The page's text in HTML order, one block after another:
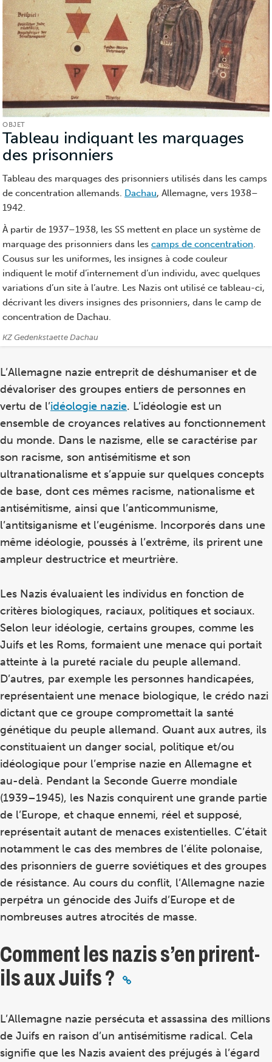
OBJET
Tableau indiquant les marquages
des prisonniers
Tableau des marquages des prisonniers utilisés dans les camps
de concentration allemands. Dachau, Allemagne, vers 1938–
1942.
À partir de 1937–1938, les SS mettent en place un système de
marquage des prisonniers dans les camps de concentration.
Cousus sur les uniformes, les insignes à code couleur
indiquent le motif d’internement d’un individu, avec quelques
variations d’un site à l’autre. Les Nazis ont utilisé ce tableau-ci,
décrivant les divers insignes des prisonniers, dans le camp de
concentration de Dachau.
Crédits:
KZ Gedenkstaette Dachau
L’Allemagne nazie entreprit de déshumaniser et de
dévaloriser des groupes entiers de personnes en
vertu de l’idéologie nazie. L’idéologie est un
ensemble de croyances relatives au fonctionnement
du monde. Dans le nazisme, elle se caractérise par
son racisme, son antisémitisme et son
ultranationalisme et s’appuie sur quelques concepts
de base, dont ces mêmes racisme, nationalisme et
antisémitisme, ainsi que l’anticommunisme,
l’antitsiganisme et l’eugénisme. Incorporés dans une
même idéologie, poussés à l’extrême, ils prirent une
ampleur destructrice et meurtrière.
Les Nazis évaluaient les individus en fonction de
critères biologiques, raciaux, politiques et sociaux.
Selon leur idéologie, certains groupes, comme les
Juifs et les Roms, formaient une menace qui portait
atteinte à la pureté raciale du peuple allemand.
D’autres, par exemple les personnes handicapées,
représentaient une menace biologique, le crédo nazi
dictant que ce groupe compromettait la santé
génétique du peuple allemand. Quant aux autres, ils
constituaient un danger social, politique et/ou
idéologique pour l’emprise nazie en Allemagne et
au-delà. Pendant la Seconde Guerre mondiale
(1939–1945), les Nazis conquirent une grande partie
de l’Europe, et chaque ennemi, réel et supposé,
représentait autant de menaces existentielles. C’était
notamment le cas des membres de l’élite polonaise,
des prisonniers de guerre soviétiques et des groupes
de résistance. Au cours du conflit, l’Allemagne nazie
perpétra un génocide des Juifs d’Europe et de
nombreuses autres atrocités de masse.
Comment les nazis s’en prirent-
ils aux Juifs ?
L’Allemagne nazie persécuta et assassina des millions
de Juifs en raison d’un antisémitisme radical. Cela
signifie que les Nazis avaient des préjugés à l’égard